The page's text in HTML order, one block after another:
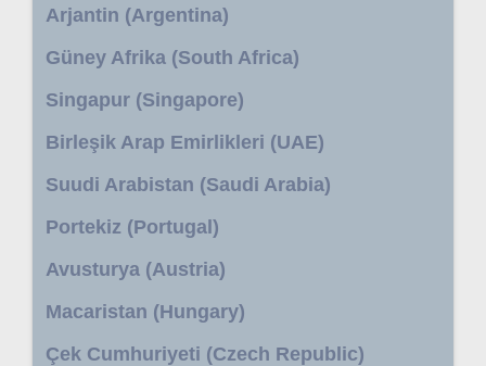
Arjantin (Argentina)
Güney Afrika (South Africa)
Singapur (Singapore)
Birleşik Arap Emirlikleri (UAE)
Suudi Arabistan (Saudi Arabia)
Portekiz (Portugal)
Avusturya (Austria)
Macaristan (Hungary)
Çek Cumhuriyeti (Czech Republic)